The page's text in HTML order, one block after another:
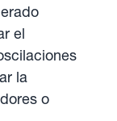
el
la
o